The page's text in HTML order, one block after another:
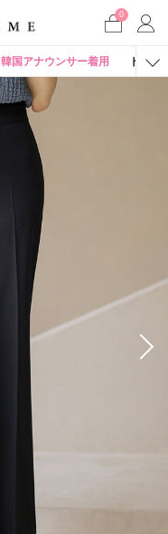
0
韓国アナウンサー着用 トップ